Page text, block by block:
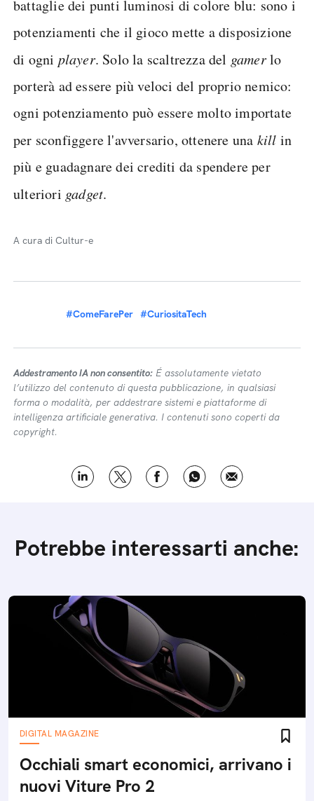
battaglie dei punti luminosi di colore blu: sono i
potenziamenti che il gioco mette a disposizione
di ogni player. Solo la scaltrezza del gamerlo
porterà ad essere più veloci del proprio nemico:
ogni potenziamento può essere molto importate
per sconfiggere l'avversario, ottenere una kill in
più e guadagnare dei crediti da spendere per
ulteriori gadget.
A cura di Cultur-e
#ComeFarePer #CuriositaTech
Addestramento IA non consentito: É assolutamente vietato
l’utilizzo del contenuto di questa pubblicazione, in qualsiasi
forma o modalità, per addestrare sistemi e piattaforme di
intelligenza artificiale generativa. I contenuti sono coperti da
copyright.
Potrebbe interessarti anche:
DIGITAL MAGAZINE
Occhiali smart economici, arrivano i
nuovi Viture Pro 2